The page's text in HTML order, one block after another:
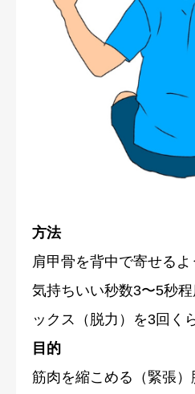
方法
肩甲骨を背中で寄せるよ
気持ちいい秒数3〜5秒
ックス（脱力）を3回く
目的
筋肉を縮こめる（緊張